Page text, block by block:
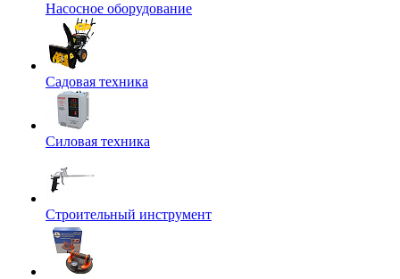
Насосное оборудование
Садовая техника
Силовая техника
Строительный инструмент